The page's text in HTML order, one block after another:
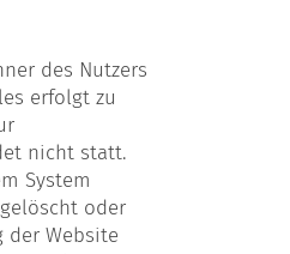
des Nutzers
erfolgt zu
nicht statt.
System
oder
der Website